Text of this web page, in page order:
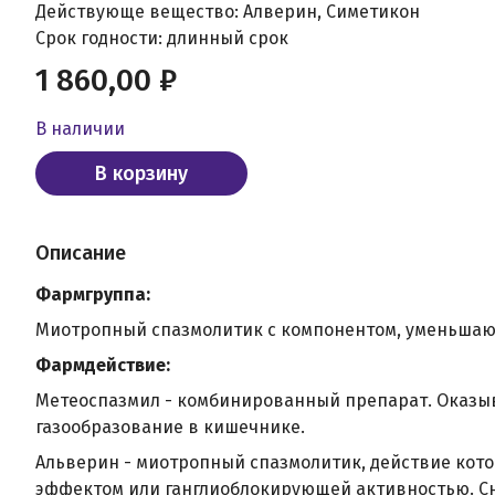
Действующе вещество: Алверин, Симетикон
Срок годности: длинный срок
1 860,00 ₽
В наличии
В корзину
Описание
Фармгруппа:
Миотропный спазмолитик с компонентом,
Фармдействие:
Метеоспазмил - комбинированный препарат.
газообразование в кишечнике.
Альверин - миотропный спазмолитик, действие
эффектом или ганглиоблокирующей активностью.